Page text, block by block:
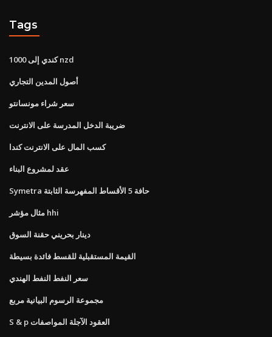
Tags
1000 كندي إلى nzd
أصول المدين التجاري
سعر شراء مونسانتو
ضريبة الدخل المدرسة على الانترنت
كسب المال على الانترنت كندا
عقد لمشروع البناء
Symetra حافة 5 الأقساط المفهرسة الثابتة
مثال مؤشر hhi
دينار بحريني حقنة السوق
القيمة المستقبلية للقسط فائدة بسيطة
سعر النفط النفط الهندي
مجموعة الرسوم البيانية مربع
S & p العقود الآجلة المواصفات